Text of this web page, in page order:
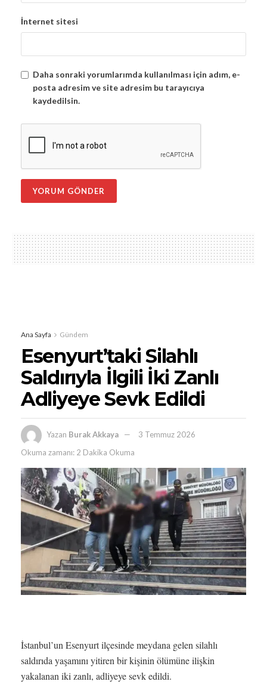
İnternet sitesi
Daha sonraki yorumlarımda kullanılması için adım, e-
posta adresim ve site adresim bu tarayıcıya
kaydedilsin.
Ana Sayfa Gündem
Esenyurt’taki Silahlı
Saldırıyla İlgili İki Zanlı
Adliyeye Sevk Edildi
Yazan Burak Akkaya
3 Temmuz 2026
Okuma zamanı: 2 Dakika Okuma
İstanbul’un Esenyurt ilçesinde meydana gelen silahlı
saldırıda yaşamını yitiren bir kişinin ölümüne ilişkin
yakalanan iki zanlı, adliyeye sevk edildi.